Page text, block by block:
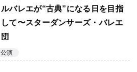
ルバレエが“古典”になる日を目指
して〜スターダンサーズ・バレエ
団
公演